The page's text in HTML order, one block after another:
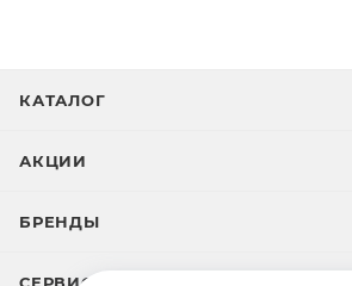
КАТАЛОГ
АКЦИИ
БРЕНДЫ